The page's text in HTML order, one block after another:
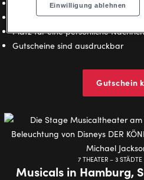
frei wählbarer Gutscheinwert ab
eine große Auswahl an
Platz für eine persönliche
Gutscheine sind ausdruckbar
Gutschein
7 THEATER – 3
Musicals in Hamburg,
Einwilligung ablehnen